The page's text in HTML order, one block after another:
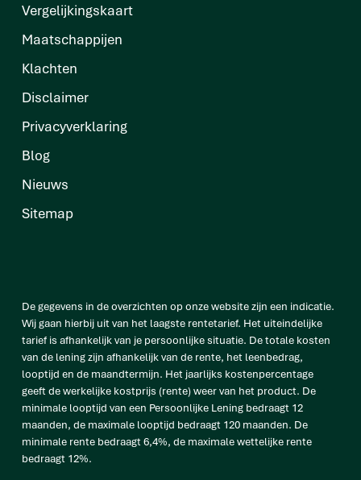
Vergelijkingskaart
Maatschappijen
Klachten
Disclaimer
Privacyverklaring
Blog
Nieuws
Sitemap
De gegevens in de overzichten op onze website zijn een indicatie.
Wij gaan hierbij uit van het laagste rentetarief. Het uiteindelijke
tarief is afhankelijk van je persoonlijke situatie. De totale kosten
van de lening zijn afhankelijk van de rente, het leenbedrag,
looptijd en de maandtermijn. Het jaarlijks kostenpercentage
geeft de werkelijke kostprijs (rente) weer van het product. De
minimale looptijd van een Persoonlijke Lening bedraagt 12
maanden, de maximale looptijd bedraagt 120 maanden. De
minimale rente bedraagt 6,4%, de maximale wettelijke rente
bedraagt 12%.